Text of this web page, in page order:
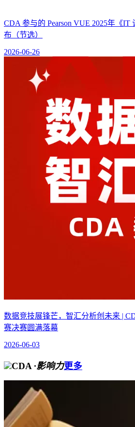
CDA 参与的 Pearson VUE 2025年《
布（节选）
2026-06-26
数据竞技展锋芒，智汇分析创未来 |
赛决赛圆满落幕
2026-06-03
CDA ·影响力更多